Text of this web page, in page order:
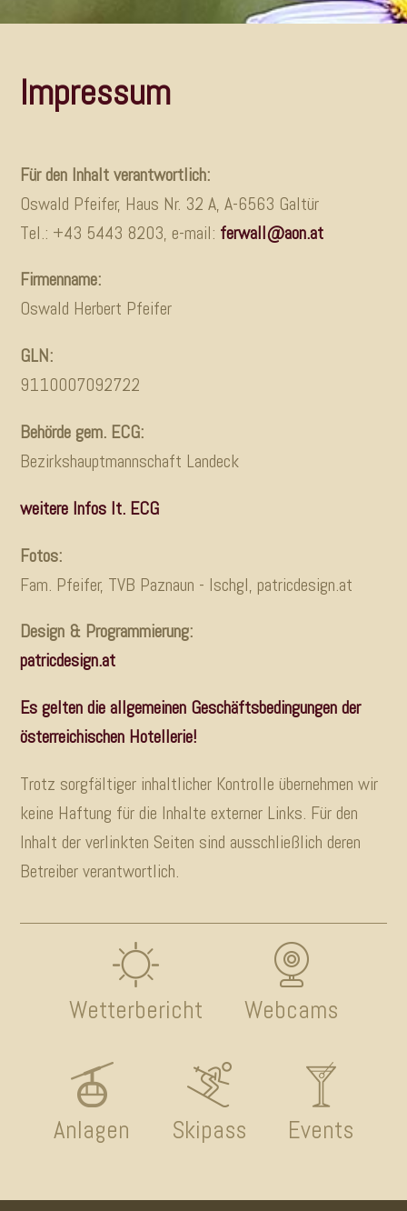
Impressum
Für den Inhalt verantwortlich:
Oswald Pfeifer, Haus Nr. 32 A, A-6563 Galtür
Tel.: +43 5443 8203, e-mail: ferwall@aon.at
Firmenname:
Oswald Herbert Pfeifer
GLN:
9110007092722
Behörde gem. ECG:
Bezirkshauptmannschaft Landeck
weitere Infos lt. ECG
Fotos:
Fam. Pfeifer, TVB Paznaun - Ischgl, patricdesign.at
Design & Programmierung:
patricdesign.at
Es gelten die allgemeinen Geschäftsbedingungen der
österreichischen Hotellerie!
Trotz sorgfältiger inhaltlicher Kontrolle übernehmen wir
keine Haftung für die Inhalte externer Links. Für den
Inhalt der verlinkten Seiten sind ausschließlich deren
Betreiber verantwortlich.
Wetterbericht Webcams
Anlagen Skipass Events